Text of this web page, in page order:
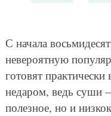
С начала
невероятную
готовят
недаром, ведь суши
полезное, но и